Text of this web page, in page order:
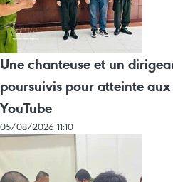
Une chanteuse et un
poursuivis pour atteinte
YouTube
05/08/2026 11:10